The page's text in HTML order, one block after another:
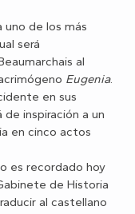
uno de los más
será
al
Eugenia.
en sus
de inspiración a un
en cinco actos
es recordado hoy
de Historia
al castellano